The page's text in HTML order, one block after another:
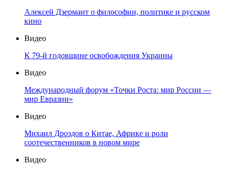
Алексей Дзермант о философии, политике и русском
кино
Видео
К 79-й годовщине освобождения Украины
Видео
Международный форум «Точки Роста: мир России —
мир Евразии»
Видео
Михаил Дроздов о Китае, Африке и роли
соотечественников в новом мире
Видео